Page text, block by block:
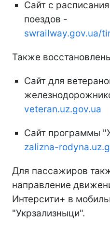
Сайт с
поездов -
swrailway.gov.ua/
Также
Сайт для
veteran.uz.gov.ua
Сайт программы
zalizna-
Для пассажиров
направление
Интерсити+ в
"Укрзализныци".